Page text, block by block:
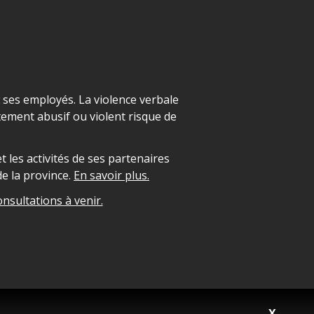
employés. La violence verbale
abusif ou violent risque de
les activités de ses partenaires
la province. En savoir plus.
à venir.